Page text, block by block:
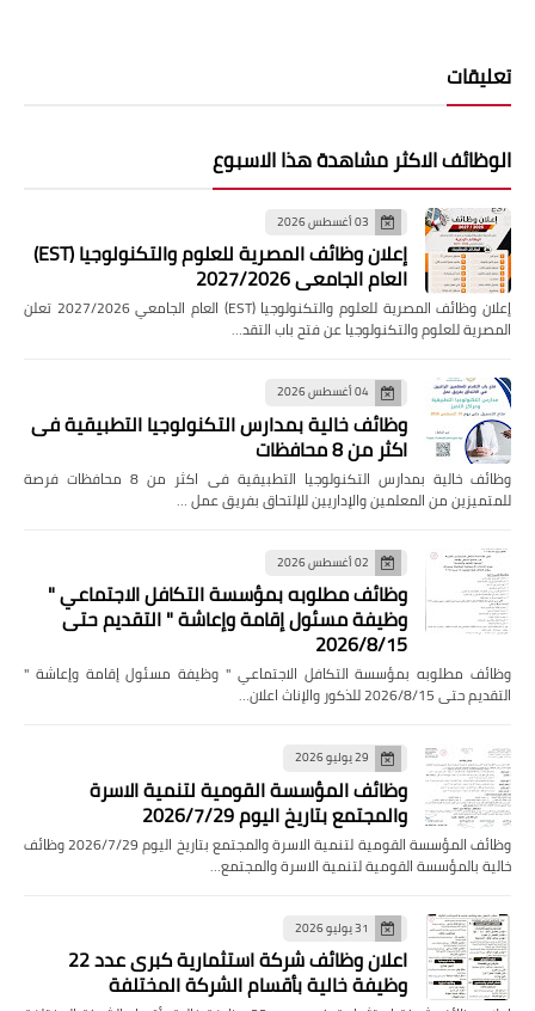
تعليقات
الوظائف الاكثر مشاهدة هذا الاسبوع
03 أغسطس 2026
إعلان وظائف المصرية للعلوم والتكنولوجيا (EST)
العام الجامعي 2027/2026
إعلان وظائف المصرية للعلوم والتكنولوجيا (EST) العام الجامعي 2027/2026 تعلن
المصرية للعلوم والتكنولوجيا عن فتح باب التقد…
04 أغسطس 2026
وظائف خالية بمدارس التكنولوجيا التطبيقية فى
اكثر من 8 محافظات
وظائف خالية بمدارس التكنولوجيا التطبيقية فى اكثر من 8 محافظات فرصة
للمتميزين من المعلمين والإداريين للإلتحاق بفريق عمل …
02 أغسطس 2026
وظائف مطلوبه بمؤسسة التكافل الاجتماعي "
وظيفة مسئول إقامة وإعاشة " التقديم حتى
2026/8/15
وظائف مطلوبه بمؤسسة التكافل الاجتماعي " وظيفة مسئول إقامة وإعاشة "
التقديم حتى 2026/8/15 للذكور والإناث اعلان…
29 يوليو 2026
وظائف المؤسسة القومية لتنمية الاسرة
والمجتمع بتاريخ اليوم 2026/7/29
وظائف المؤسسة القومية لتنمية الاسرة والمجتمع بتاريخ اليوم 2026/7/29 وظائف
خالية بالمؤسسة القومية لتنمية الاسرة والمجتمع…
31 يوليو 2026
اعلان وظائف شركة استثمارية كبرى عدد 22
وظيفة خالية بأقسام الشركة المختلفة